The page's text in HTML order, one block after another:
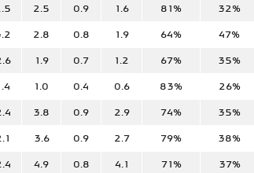
32%
81%
1.6
0.9
2.5
47%
64%
1.9
0.8
2.8
35%
67%
1.2
0.7
1.9
26%
83%
0.6
0.4
1.0
35%
74%
2.9
0.9
3.8
38%
79%
2.7
0.9
3.6
37%
71%
4.1
0.8
4.9